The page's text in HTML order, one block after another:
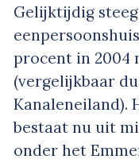
Gelijktijdig
procent in 2004
(vergelijkbaar
Kanaleneiland).
bestaat nu uit
onder het